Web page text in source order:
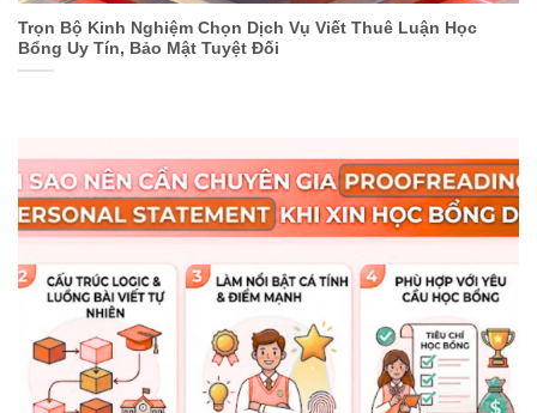
Trọn Bộ Kinh Nghiệm Chọn Dịch Vụ Viết Thuê Luận Học
Bổng Uy Tín, Bảo Mật Tuyệt Đối